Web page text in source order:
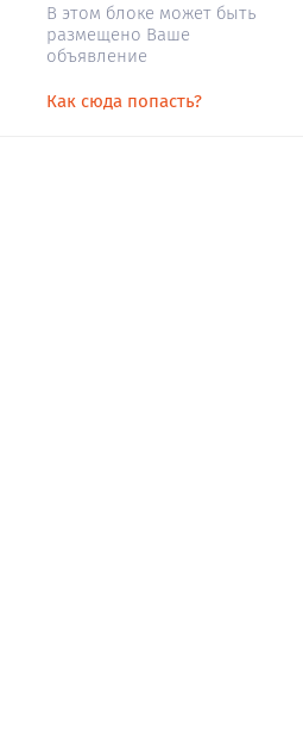
В этом блоке может быть
размещено Ваше
объявление
Как сюда попасть?